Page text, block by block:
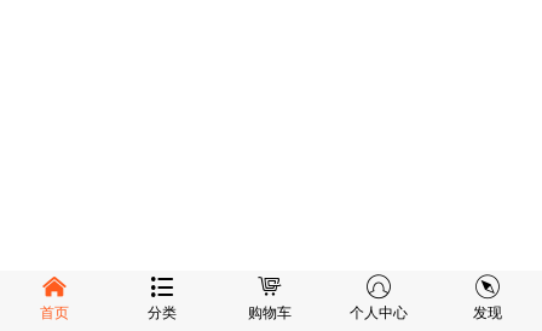
首页 分类 购物车 个人中心 发现